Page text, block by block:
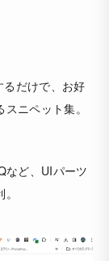
だけで、お好
ニペット集。
など、UIパーツ